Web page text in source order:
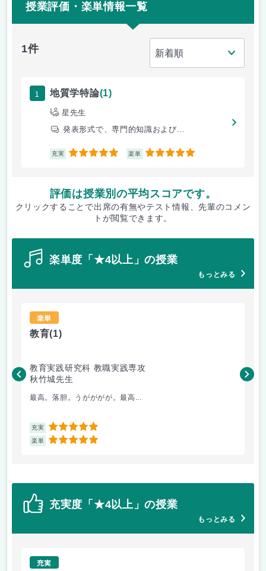
授業評価・楽単情報一覧
1件
1 地質学特論(1)
星先生
発表形式で、専門的知識および...
充実 5 楽単 5
評価は授業別の平均スコアです。
クリックすることで出席の有無やテスト情報、先輩のコメン
トが閲覧できます。
楽単度「★4以上」の授業
もっとみる
楽単
教育(1)
教育実践研究科 教職実践専攻
秋竹城先生
最高。落胆。うがががが。最高...
充実 5
楽単 5
加
充実度「★4以上」の授業
もっとみる
充実